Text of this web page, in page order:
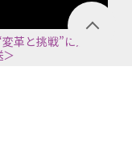
革と挑戦”に迫る
＞